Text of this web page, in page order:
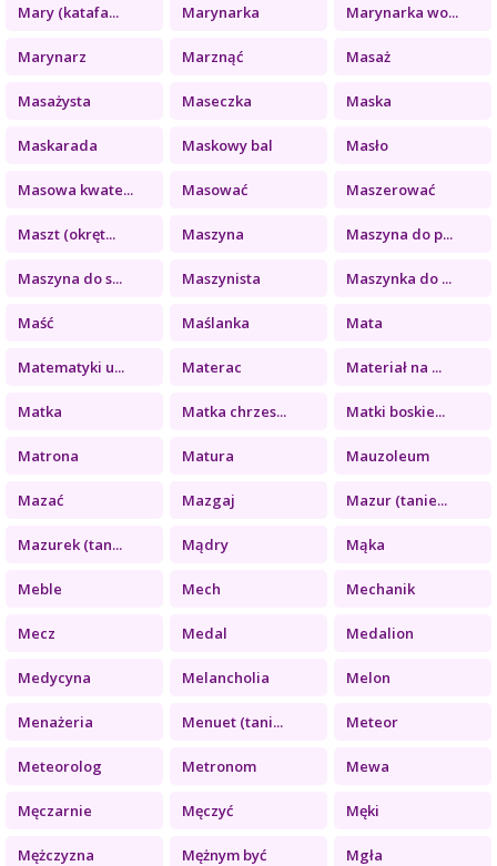
Mary (katafa... Marynarka Marynarka wo...
Marynarz Marznąć Masaż
Masażysta Maseczka Maska
Maskarada Maskowy bal Masło
Masowa kwate... Masować Maszerować
Maszt (okręt... Maszyna Maszyna do p...
Maszyna do s... Maszynista Maszynka do ...
Maść Maślanka Mata
Matematyki u... Materac Materiał na ...
Matka Matka chrzes... Matki boskie...
Matrona Matura Mauzoleum
Mazać Mazgaj Mazur (tanie...
Mazurek (tan... Mądry Mąka
Meble Mech Mechanik
Mecz Medal Medalion
Medycyna Melancholia Melon
Menażeria Menuet (tani... Meteor
Meteorolog Metronom Mewa
Męczarnie Męczyć Męki
Mężczyzna Mężnym być Mgła